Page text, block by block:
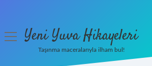
menüyüYeni Yuva Hikayeleri
Taşınma maceralarıyla ilham bul!